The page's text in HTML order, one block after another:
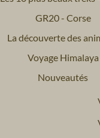
GR20 - Corse
La découverte des
Voyage Himalaya
Nouveautés